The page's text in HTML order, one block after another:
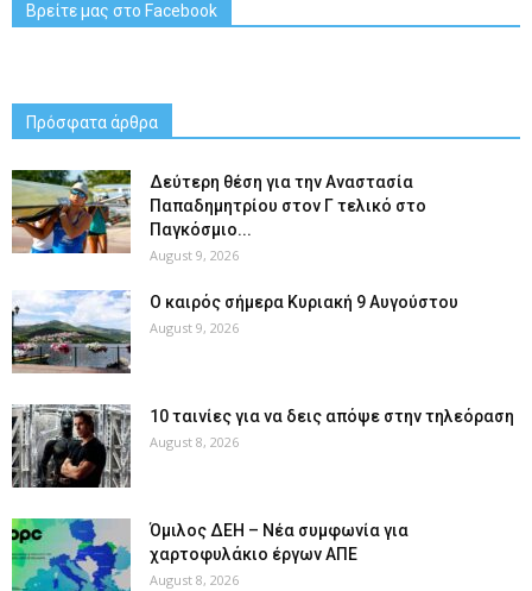
Βρείτε μας στο Facebook
Πρόσφατα άρθρα
Δεύτερη θέση για την Αναστασία
Παπαδημητρίου στον Γ τελικό στο
Παγκόσμιο...
August 9, 2026
Ο καιρός σήμερα Κυριακή 9 Αυγούστου
August 9, 2026
10 ταινίες για να δεις απόψε στην τηλεόραση
August 8, 2026
Όμιλος ΔΕΗ – Νέα συμφωνία για
χαρτοφυλάκιο έργων ΑΠΕ
August 8, 2026